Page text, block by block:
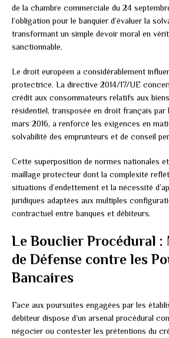
de la chambre commerciale du 24
l’obligation pour le banquier d’évaluer la
transformant un simple devoir moral en
sanctionnable.
Le droit européen a considérablement
protectrice. La directive 2014/17/UE
crédit aux consommateurs relatifs aux
résidentiel, transposée en droit français par
mars 2016, a renforcé les exigences en
solvabilité des emprunteurs et de conseil
Cette superposition de normes nationales
maillage protecteur dont la complexité
situations d’endettement et la nécessité
juridiques adaptées aux multiples
contractuel entre banques et débiteurs.
Le Bouclier Procédural :
de Défense contre les
Bancaires
Face aux poursuites engagées par les
débiteur dispose d’un arsenal procédural
négocier ou contester les prétentions du